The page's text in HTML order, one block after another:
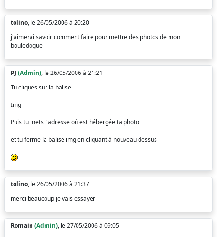
tolino, le 26/05/2006 à 20:20
j'aimerai savoir comment faire pour mettre des photos de mon
bouledogue
PJ (Admin), le 26/05/2006 à 21:21
Tu cliques sur la balise
Img
Puis tu mets l'adresse où est hébergée ta photo
et tu ferme la balise img en cliquant à nouveau dessus
tolino, le 26/05/2006 à 21:37
merci beaucoup je vais essayer
Romain (Admin), le 27/05/2006 à 09:05